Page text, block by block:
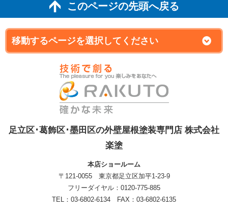
このページの先頭へ戻る
足立区･葛飾区･墨田区の外壁屋根塗装専門店 株式会社
楽塗
本店ショールーム
〒121-0055 東京都足立区加平1-23-9
フリーダイヤル：0120-775-885
TEL：03-6802-6134 FAX：03-6802-6135